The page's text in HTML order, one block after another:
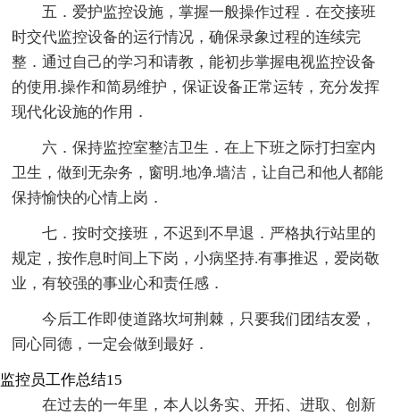
五．爱护监控设施，掌握一般操作过程．在交接班
时交代监控设备的运行情况，确保录象过程的连续完
整．通过自己的学习和请教，能初步掌握电视监控设备
的使用.操作和简易维护，保证设备正常运转，充分发挥
现代化设施的作用．
六．保持监控室整洁卫生．在上下班之际打扫室内
卫生，做到无杂务，窗明.地净.墙洁，让自己和他人都能
保持愉快的心情上岗．
七．按时交接班，不迟到不早退．严格执行站里的
规定，按作息时间上下岗，小病坚持.有事推迟，爱岗敬
业，有较强的事业心和责任感．
今后工作即使道路坎坷荆棘，只要我们团结友爱，
同心同德，一定会做到最好．
监控员工作总结15
在过去的一年里，本人以务实、开拓、进取、创新